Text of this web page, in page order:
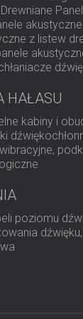
z listew
HAŁASU
kabiny i
poziomu